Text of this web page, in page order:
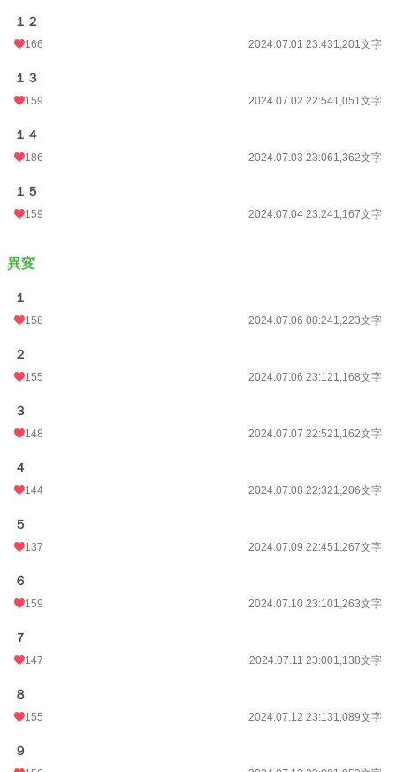
１２
166 2024.07.01 23:431,201文字
１３
159 2024.07.02 22:541,051文字
１４
186 2024.07.03 23:061,362文字
１５
159 2024.07.04 23:241,167文字
異変
１
158 2024.07.06 00:241,223文字
２
155 2024.07.06 23:121,168文字
３
148 2024.07.07 22:521,162文字
４
144 2024.07.08 22:321,206文字
５
137 2024.07.09 22:451,267文字
６
159 2024.07.10 23:101,263文字
７
147 2024.07.11 23:001,138文字
８
155 2024.07.12 23:131,089文字
９